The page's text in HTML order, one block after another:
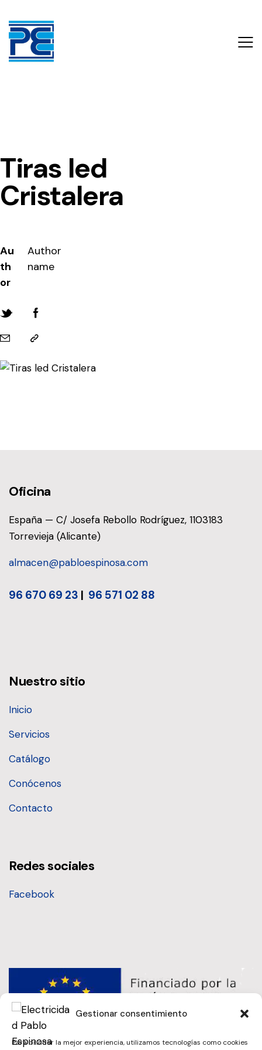
Gestionar consentimiento
Para brindar la mejor experiencia, utilizamos tecnologías como cookies
Tiras led
Cristalera
Au
th
or
Author
name
Oficina
España — C/ Josefa Rebollo Rodríguez, 1103183
Torrevieja (Alicante)
almacen@pabloespinosa.com
96 670 69 23 | 96 571 02 88
Nuestro sitio
Inicio
Servicios
Catálogo
Conócenos
Contacto
Redes sociales
Facebook